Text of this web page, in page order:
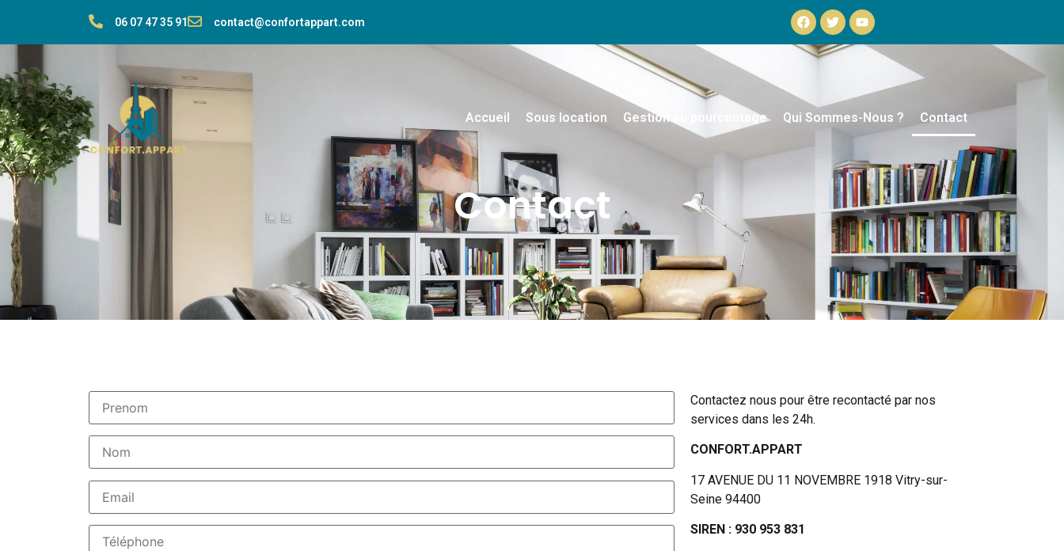
06 07 47 35 91 contact@confortappart.com
Accueil Sous location Gestion au pourcentage Qui Sommes-Nous ? Contact
Contact
Contactez nous pour être recontacté par nos
services dans les 24h.
CONFORT.APPART
17 AVENUE DU 11 NOVEMBRE 1918 Vitry-sur-
Seine 94400
SIREN : 930 953 831